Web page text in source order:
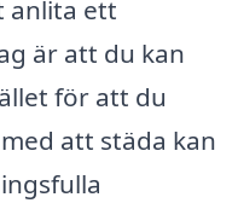
anlita ett
är att du kan
för att du
att städa kan